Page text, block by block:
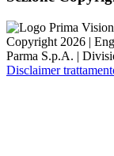
Copyright 2026 |
Parma S.p.A. |
Disclaimer